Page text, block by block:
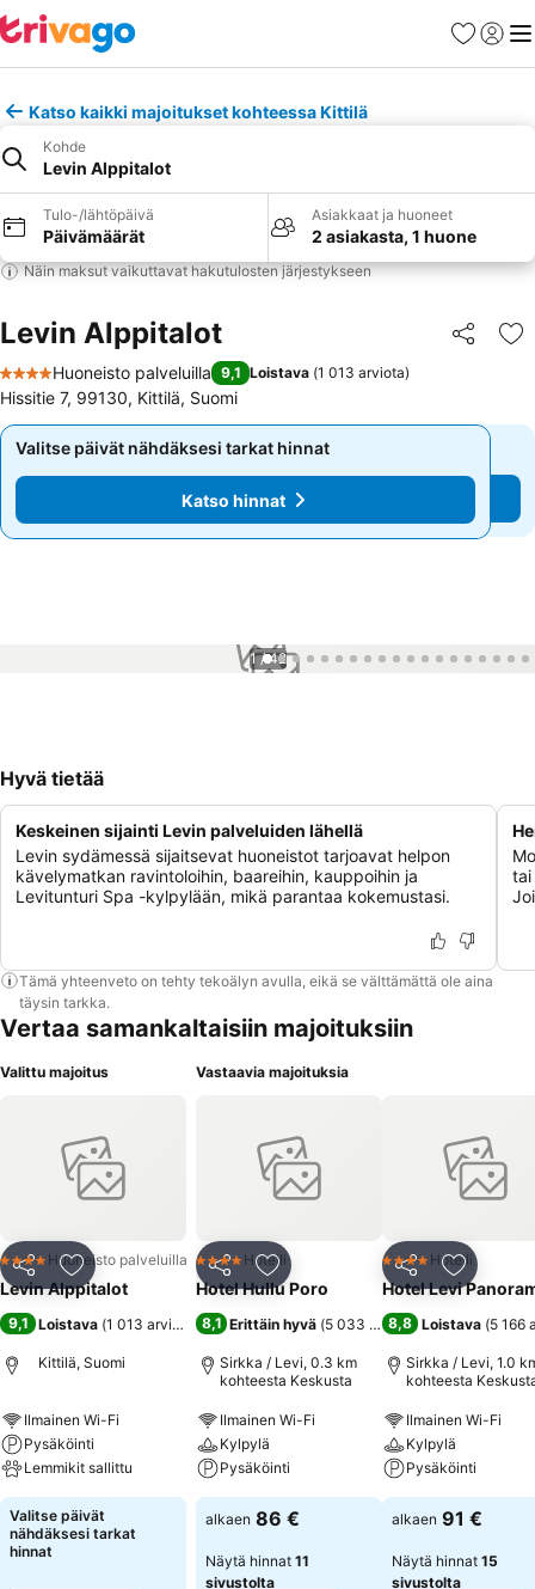
Suosikit
Katso kaikki majoitukset kohteessa Kittilä
Kohde
Levin Alppitalot
Tulo-/lähtöpäivä
Päivämäärät
Asiakkaat ja huoneet
2 asiakasta, 1 huone
Näin maksut vaikuttavat hakutulosten järjestykseen
Levin Alppitalot Jaa
4 Tähtiluokitus
Huoneisto palveluilla 9,1 Loistava (1 013 arviota)
Hissitie 7, 99130, Kittilä, Suomi
Valitse päivät nähdäksesi tarkat hinnat
Katso hinnat
Valitse päivät nähdäksesi tarkat hinnat
Katso hinnat
1 / 42
Hyvä tietää
Keskeinen sijainti Levin palveluiden lähellä
Levin sydämessä sijaitsevat huoneistot tarjoavat helpon
kävelymatkan ravintoloihin, baareihin, kauppoihin ja
Levitunturi Spa -kylpylään, mikä parantaa kokemustasi.
tai
Tämä yhteenveto on tehty tekoälyn avulla, eikä se välttämättä ole aina
täysin tarkka.
Vertaa samankaltaisiin majoituksiin
Valittu majoitus
Jaa Lisää suosikkeihin
4 TähtiluokitusHuoneisto palveluilla
Levin Alppitalot
9,1 Loistava (1 013 arviota )
Kittilä, Suomi
Ilmainen Wi-Fi
Pysäköinti
Lemmikit sallittu
Valitse päivät
nähdäksesi tarkat
hinnat
Vastaavia majoituksia
Jaa Lisää suosikkeihin
4 Tähtiluokitus
Hotelli
Hotel Hullu Poro
8,1 Erittäin hyvä (5 033 arviota )
Sirkka / Levi, 0.3 km
kohteesta Keskusta
Ilmainen Wi-Fi
Kylpylä
Pysäköinti
alkaen 86 €
Näytä hinnat 11
sivustolta
Jaa Lisää
4 Tähtiluokitus
Hotelli
Hotel Levi
8,8 Loistava (5 166
Sirkka / Levi, 1.0
kohteesta
Ilmainen Wi-Fi
Kylpylä
Pysäköinti
alkaen 91 €
Näytä hinnat 15
sivustolta